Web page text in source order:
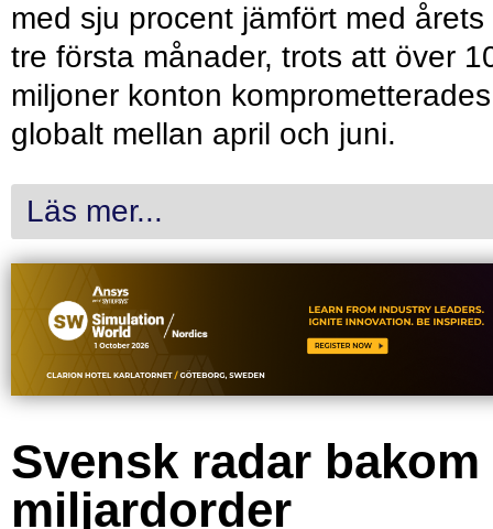
med sju procent jämfört med årets
tre första månader, trots att över
miljoner konton komprometterades
globalt mellan april och juni.
Läs mer...
Svensk radar bakom
miljardorder